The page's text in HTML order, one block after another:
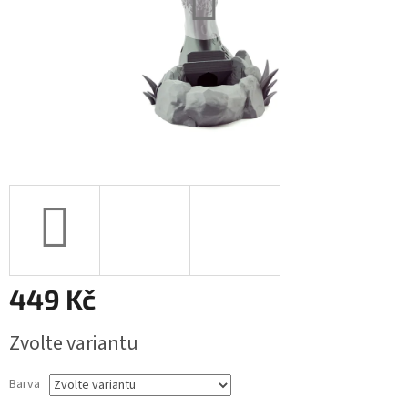
449 Kč
cena:
Zvolte variantu
Barva